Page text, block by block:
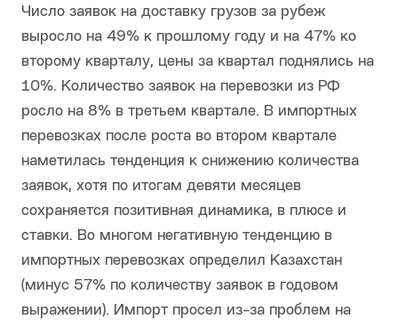
Число заявок на доставку грузов за рубеж
выросло на 49% к прошлому году и на 47% ко
второму кварталу, цены за квартал поднялись на
10%. Количество заявок на перевозки из РФ
росло на 8% в третьем квартале. В импортных
перевозках после роста во втором квартале
наметилась тенденция к снижению количества
заявок, хотя по итогам девяти месяцев
сохраняется позитивная динамика, в плюсе и
ставки. Во многом негативную тенденцию в
импортных перевозках определил Казахстан
(минус 57% по количеству заявок в годовом
выражении). Импорт просел из-за проблем на